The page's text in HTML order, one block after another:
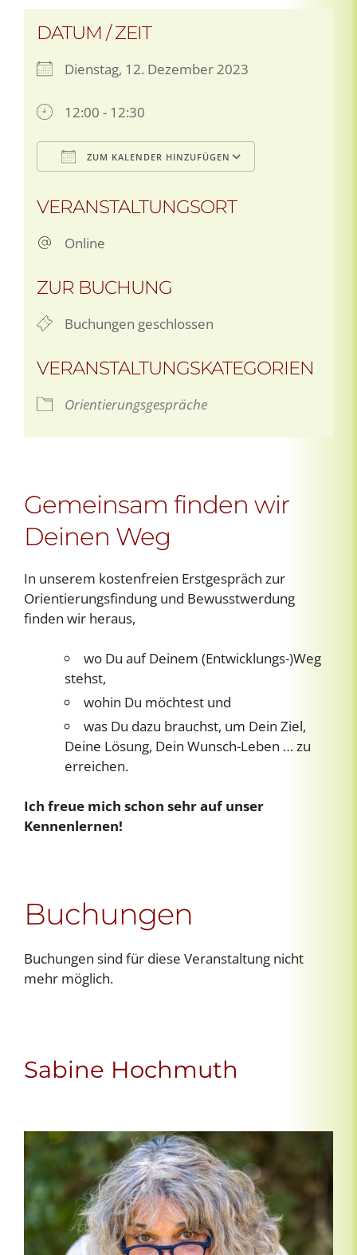
DATUM / ZEIT
Dienstag, 12. Dezember 2023
12:00 - 12:30
ZUM KALENDER HINZUFÜGEN
VERANSTALTUNGSORT
Online
ZUR BUCHUNG
Buchungen geschlossen
VERANSTALTUNGSKATEGORIEN
Orientierungsgespräche
Gemeinsam finden wir
Deinen Weg
In unserem kostenfreien Erstgespräch zur
Orientierungsfindung und Bewusstwerdung
finden wir heraus,
wo Du auf Deinem (Entwicklungs-)Weg
stehst,
wohin Du möchtest und
was Du dazu brauchst, um Dein Ziel,
Deine Lösung, Dein Wunsch-Leben … zu
erreichen.
Ich freue mich schon sehr auf unser
Kennenlernen!
Buchungen
Buchungen sind für diese Veranstaltung nicht
mehr möglich.
Sabine Hochmuth